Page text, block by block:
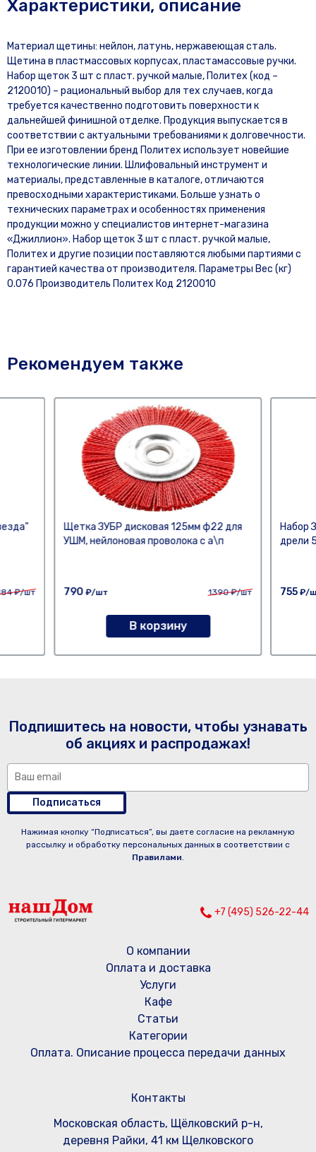
Характеристики, описание
Материал щетины: нейлон, латунь, нержавеющая сталь.
Щетина в пластмассовых корпусах, пластамассовые ручки.
Набор щеток 3 шт с пласт. ручкой малые, Политех (код –
2120010) – рациональный выбор для тех случаев, когда
требуется качественно подготовить поверхности к
дальнейшей финишной отделке. Продукция выпускается в
соответствии с актуальными требованиями к долговечности.
При ее изготовлении бренд Политех использует новейшие
технологические линии. Шлифовальный инструмент и
материалы, представленные в каталоге, отличаются
превосходными характеристиками. Больше узнать о
технических параметрах и особенностях применения
продукции можно у специалистов интернет-магазина
«Джиллион». Набор щеток 3 шт с пласт. ручкой малые,
Политех и другие позиции поставляются любыми партиями с
гарантией качества от производителя. Параметры Вес (кг)
0.076 Производитель Политех Код 2120010
Рекомендуем также
₽/шт
Щетка ЗУБР дисковая 125мм ф22 для
УШМ, нейлоновая проволока с а\п
790 ₽/шт 1390₽/шт
В корзину
Набор
дрели
755 ₽/
Подпишитесь на новости, чтобы узнавать
об акциях и распродажах!
Подписаться
Нажимая кнопку “Подписаться”, вы даете согласие на рекламную
рассылку и обработку персональных данных в соответствии с
Правилами.
+7 (495) 526-22-44
О компании
Оплата и доставка
Услуги
Кафе
Статьи
Категории
Оплата. Описание процесса передачи данных
Контакты
Московская область, Щёлковский р-н,
деревня Райки, 41 км Щелковского